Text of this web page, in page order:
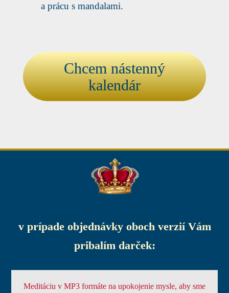
a prácu s mandalami.
Chcem nástenný
kalendár
v prípade objednávky oboch verzií Vám
pribalím darček:
Meditáciu v MP3 formáte na upokojenie mysle, aby sme